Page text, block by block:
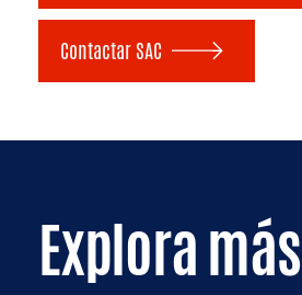
Contactar SAC
Explora más